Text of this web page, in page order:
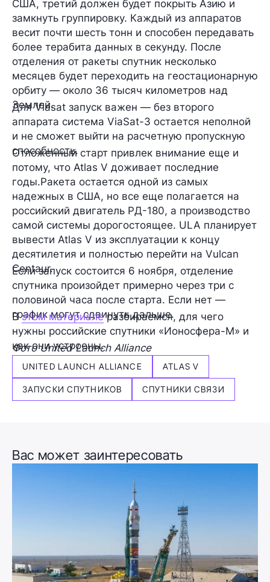
США, третий должен будет покрыть Азию и
замкнуть группировку. Каждый из аппаратов
весит почти шесть тонн и способен передавать
более терабита данных в секунду. После
отделения от ракеты спутник несколько
месяцев будет переходить на геостационарную
орбиту — около 36 тысяч километров над
Землей.
Для Viasat запуск важен — без второго
аппарата система ViaSat-3 остается неполной
и не сможет выйти на расчетную пропускную
способность.
Отложенный старт привлек внимание еще и
потому, что Atlas V доживает последние
годы.Ракета остается одной из самых
надежных в США, но все еще полагается на
российский двигатель РД-180, а производство
самой системы дорогостоящее. ULA планирует
вывести Atlas V из эксплуатации к концу
десятилетия и полностью перейти на Vulcan
Centaur.
Если запуск состоится 6 ноября, отделение
спутника произойдет примерно через три с
половиной часа после старта. Если нет —
график могут сдвинуть дальше.
Вэтом материалеразбираемся, для чего
нужны российские спутники «Ионосфера-М» и
как они устроены.
Фото United Launch Alliance
UNITED LAUNCH ALLIANCE ATLAS V
ЗАПУСКИ СПУТНИКОВ СПУТНИКИ СВЯЗИ
Вас может заинтересовать